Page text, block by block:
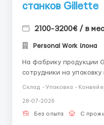
станков Gillette
2100-3200€ / в
Personal Work Ілона
На фабрику продукции
сотрудники на
2100-3200Э/нетто; 12Э/ час (нетто); +20% за работу
в ночные смены; +50% за сверхурочные часы; +100%
Склад - Упаковка -
28-07-2026
Без опыта С